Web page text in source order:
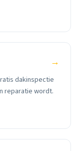
→
dakinspectie
reparatie wordt.